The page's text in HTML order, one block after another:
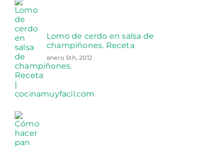
Lomo de cerdo en salsa de
champiñones. Receta
enero 5th, 2012